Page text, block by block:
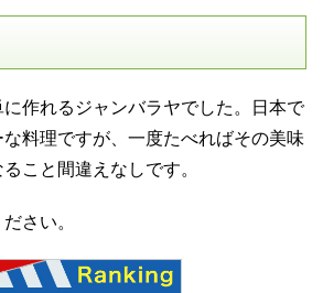
作れるジャンバラヤでした。日本で
料理ですが、一度たべればその美味
こと間違えなしです。
さい。